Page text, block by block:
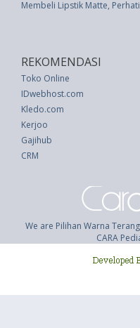
Membeli Lipstik Matte,
REKOMENDASI
Toko Online
IDwebhost.com
Kledo.com
Kerjoo
Gajihub
CRM
We are Pilihan Warna
CARA